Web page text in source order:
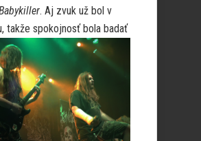
. Aj zvuk už bol v
takže spokojnosťbola badať